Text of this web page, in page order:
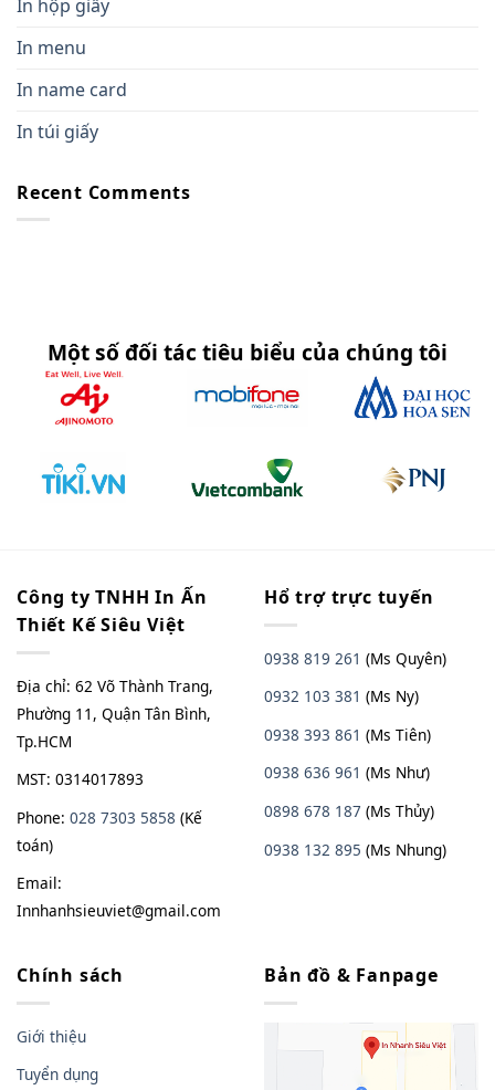
In hộp giấy
In menu
In name card
In túi giấy
Recent Comments
Một số đối tác tiêu biểu của chúng tôi
Công ty TNHH In Ấn
Thiết Kế Siêu Việt
Địa chỉ: 62 Võ Thành Trang,
Phường 11, Quận Tân Bình,
Tp.HCM
MST: 0314017893
Phone: 028 7303 5858 (Kế
toán)
Email:
Innhanhsieuviet@gmail.com
Hổ trợ trực tuyến
0938 819 261 (Ms Quyên)
0932 103 381 (Ms Ny)
0938 393 861 (Ms Tiên)
0938 636 961 (Ms Như)
0898 678 187 (Ms Thủy)
0938 132 895 (Ms Nhung)
Chính sách
Giới thiệu
Tuyển dụng
Bản đồ & Fanpage